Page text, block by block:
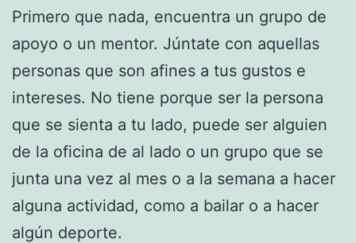
Primero que nada, encuentra un grupo de
apoyo o un mentor. Júntate con aquellas
personas que son afines a tus gustos e
intereses. No tiene porque ser la persona
que se sienta a tu lado, puede ser alguien
de la oficina de al lado o un grupo que se
junta una vez al mes o a la semana a hacer
alguna actividad, como a bailar o a hacer
algún deporte.